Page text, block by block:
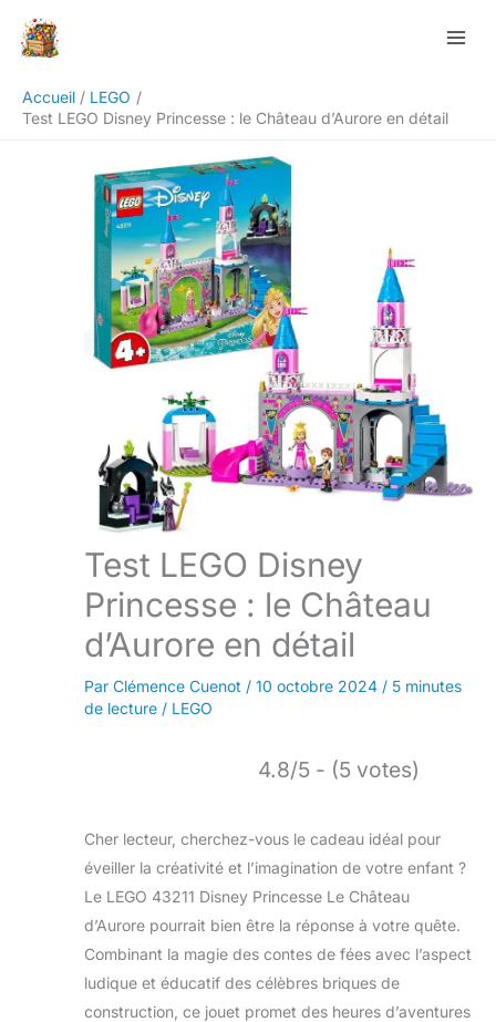
Accueil
LEGO
Test LEGO Disney Princesse : le Château d’Aurore en détail
Test LEGO Disney
Princesse : le Château
d’Aurore en détail
Par Clémence Cuenot / 10 octobre 2024 / 5 minutes
de lecture / LEGO
4.8/5 - (5 votes)
Cher lecteur, cherchez-vous le cadeau idéal pour
éveiller la créativité et l’imagination de votre enfant ?
Le LEGO 43211 Disney Princesse Le Château
d’Aurore pourrait bien être la réponse à votre quête.
Combinant la magie des contes de fées avec l’aspect
ludique et éducatif des célèbres briques de
construction, ce jouet promet des heures d’aventures
Rechercher